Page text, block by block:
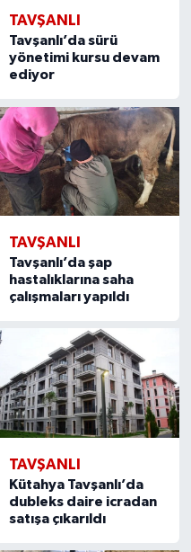
TAVŞANLI
Tavşanlı’da sürü
yönetimi kursu devam
ediyor
TAVŞANLI
Tavşanlı’da şap
hastalıklarına saha
çalışmaları yapıldı
TAVŞANLI
Kütahya Tavşanlı’da
dubleks daire icradan
satışa çıkarıldı